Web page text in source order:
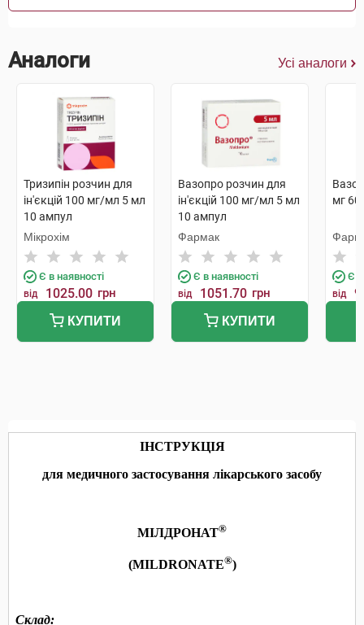
Аналоги Усі аналоги
Тризипін розчин для
ін'єкцій 100 мг/мл 5 мл
10 ампул
Мікрохім
Є в наявності
від 1025.00 грн
КУПИТИ
Вазопро розчин для
ін'єкцій 100 мг/мл 5 мл
10 ампул
Фармак
Є в наявності
від 1051.70 грн
КУПИТИ
мг
Є в
від